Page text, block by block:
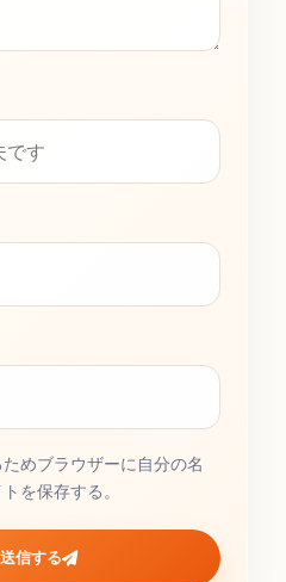
めブラウザーに自分の名
を保存する。
信する